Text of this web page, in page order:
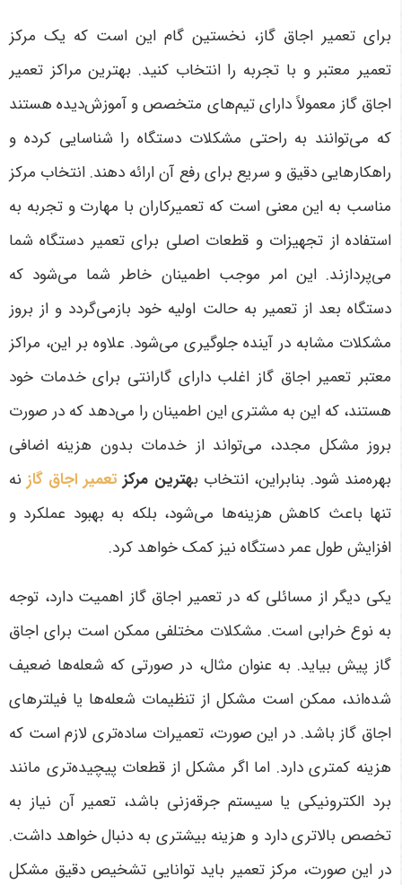
برای تعمیر اجاق گاز، نخستین گام این است که یک مرکز
تعمیر معتبر و با تجربه را انتخاب کنید. بهترین مراکز تعمیر
اجاق گاز معمولاً دارای تیم‌های متخصص و آموزش‌دیده هستند
که می‌توانند به راحتی مشکلات دستگاه را شناسایی کرده و
راهکارهایی دقیق و سریع برای رفع آن ارائه دهند. انتخاب مرکز
مناسب به این معنی است که تعمیرکاران با مهارت و تجربه به
استفاده از تجهیزات و قطعات اصلی برای تعمیر دستگاه شما
می‌پردازند. این امر موجب اطمینان خاطر شما می‌شود که
دستگاه بعد از تعمیر به حالت اولیه خود بازمی‌گردد و از بروز
مشکلات مشابه در آینده جلوگیری می‌شود. علاوه بر این، مراکز
معتبر تعمیر اجاق گاز اغلب دارای گارانتی برای خدمات خود
هستند، که این به مشتری این اطمینان را می‌دهد که در صورت
بروز مشکل مجدد، می‌تواند از خدمات بدون هزینه اضافی
بهره‌مند شود. بنابراین، انتخاب بهترین مرکز تعمیر اجاق گازنه
تنها باعث کاهش هزینه‌ها می‌شود، بلکه به بهبود عملکرد و
افزایش طول عمر دستگاه نیز کمک خواهد کرد.
یکی دیگر از مسائلی که در تعمیر اجاق گاز اهمیت دارد، توجه
به نوع خرابی است. مشکلات مختلفی ممکن است برای اجاق
گاز پیش بیاید. به عنوان مثال، در صورتی که شعله‌ها ضعیف
شده‌اند، ممکن است مشکل از تنظیمات شعله‌ها یا فیلترهای
اجاق گاز باشد. در این صورت، تعمیرات ساده‌تری لازم است که
هزینه کمتری دارد. اما اگر مشکل از قطعات پیچیده‌تری مانند
برد الکترونیکی یا سیستم جرقه‌زنی باشد، تعمیر آن نیاز به
تخصص بالاتری دارد و هزینه بیشتری به دنبال خواهد داشت.
در این صورت، مرکز تعمیر باید توانایی تشخیص دقیق مشکل